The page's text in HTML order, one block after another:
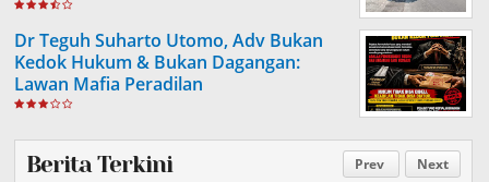
Dr Teguh Suharto Utomo, Adv Bukan
Kedok Hukum & Bukan Dagangan:
Lawan Mafia Peradilan
Prev Next
Berita Terkini